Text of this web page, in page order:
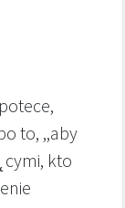
to, ,,aby
kto